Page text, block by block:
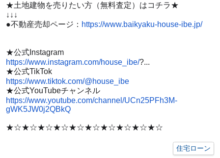
★土地建物を売りたい方（無料査定）はコチラ★
↓↓↓
●不動産売却ページ： https://www.baikyaku-house-ibe.jp/
★公式Instagram
https://www.instagram.com/house_ibe/?...
★公式TikTok
https://www.tiktok.com/@house_ibe
★公式YouTubeチャンネル
https://www.youtube.com/channel/UCn25PFh3M-
gWK5JW0j2QBkQ
★☆★☆★☆★☆★☆★☆★☆★☆★☆★☆
住宅ローン